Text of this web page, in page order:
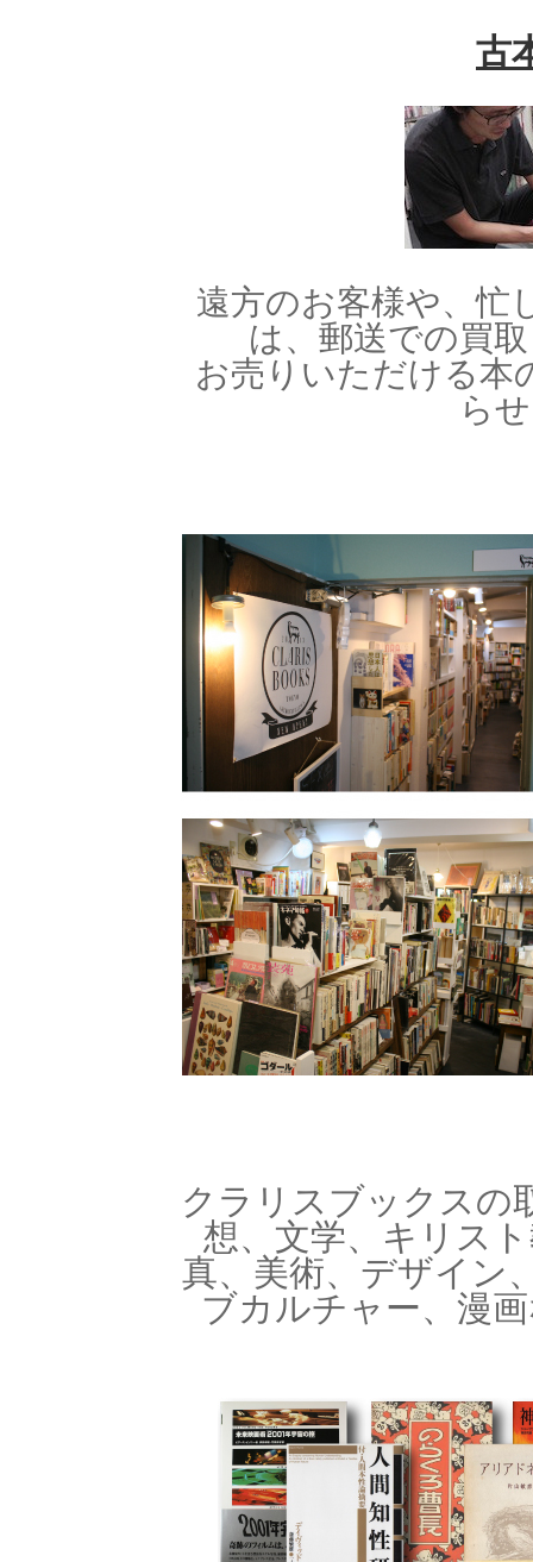
古
遠方のお客様や、忙
は、郵送での買
お売りいただける本
ら
クラリスブックスの
想、文学、キリス
真、美術、デザイン
ブカルチャー、漫